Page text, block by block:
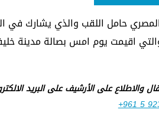
والتي اقيمت يوم امس بصالة مدينة
والاطلاع على الأرشيف على البريد
+961 5